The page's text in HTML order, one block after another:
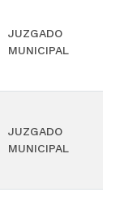
JUZGADO
MUNICIPAL
JUZGADO
MUNICIPAL